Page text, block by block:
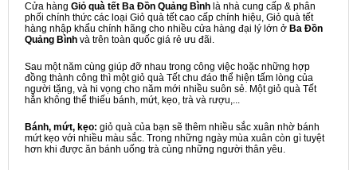
Cửa hàng Giỏ quà tết Ba Đồn Quảng Bình là nhà cung cấp & phân
phối chính thức các loại Giỏ quà tết cao cấp chính hiệu, Giỏ quà tết
hàng nhập khẩu chính hãng cho nhiều cửa hàng đại lý lớn ở Ba Đồn
Quảng Bình và trên toàn quốc giá rẻ ưu đãi.
Sau một năm cùng giúp đỡ nhau trong công việc hoặc những hợp
đồng thành công thì một giỏ quà Tết chu đáo thể hiện tấm lòng của
người tặng, và hi vọng cho năm mới nhiều suôn sẻ. Một giỏ quà Tết
hẳn không thể thiếu bánh, mứt, kẹo, trà và rượu,...
Bánh, mứt, kẹo: giỏ quà của bạn sẽ thêm nhiều sắc xuân nhờ bánh
mứt kẹo với nhiều màu sắc. Trong những ngày mùa xuân còn gì tuyệt
hơn khi được ăn bánh uống trà cùng những người thân yêu.